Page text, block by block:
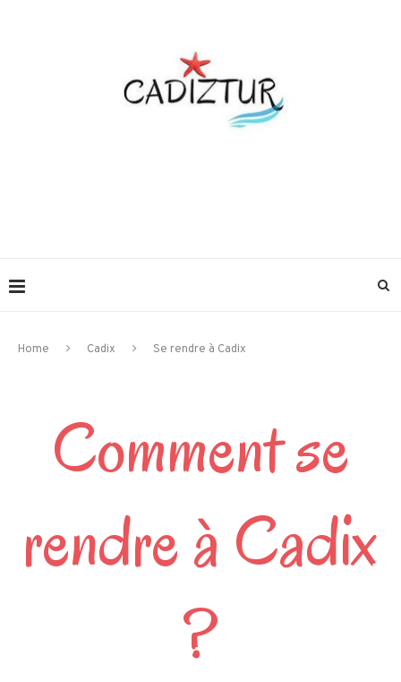
Home Cadix Se rendre à Cadix
Comment se
rendre à Cadix
?